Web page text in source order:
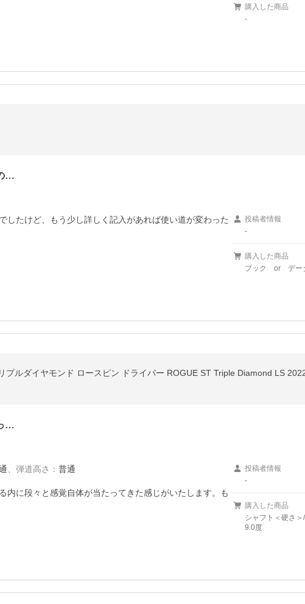
購入した商品
-
…
したけど、もう少し詳しく記入があれば使い道が変わった
投稿者情報
-
購入した商品
ブック or デー
ルダイヤモンド ロースピン ドライバー ROGUE ST Triple Diamond LS
…
弾道高さ ： 普通
内に段々と感覚自体が当たってきた感じがいたします。も
投稿者情報
-
購入した商品
シャフト＜硬さ
9.0度